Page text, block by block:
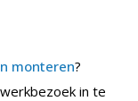
monteren?
in te